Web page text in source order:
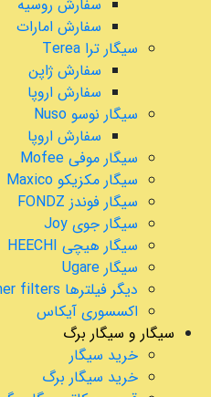
سفارش روسیه
سفارش امارات
سیگار ترا Terea
سفارش ژاپن
سفارش اروپا
سیگار نوسو Nuso
سفارش اروپا
سیگار موفی Mofee
سیگار مکزیکو Maxico
سیگار فوندز FONDZ
سیگار جوی Joy
سیگار هیچی HEECHI
سیگار Ugare
دیگر فیلترها other filters
اکسسوری آیکاس
سیگار و سیگار برگ
خرید سیگار
خرید سیگار برگ